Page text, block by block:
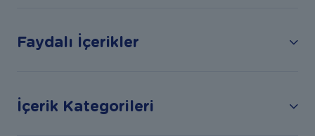
Faydalı İçerikler
İçerik Kategorileri